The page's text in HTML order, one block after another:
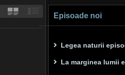
Episoade noi
Legea naturii
La marginea lumii